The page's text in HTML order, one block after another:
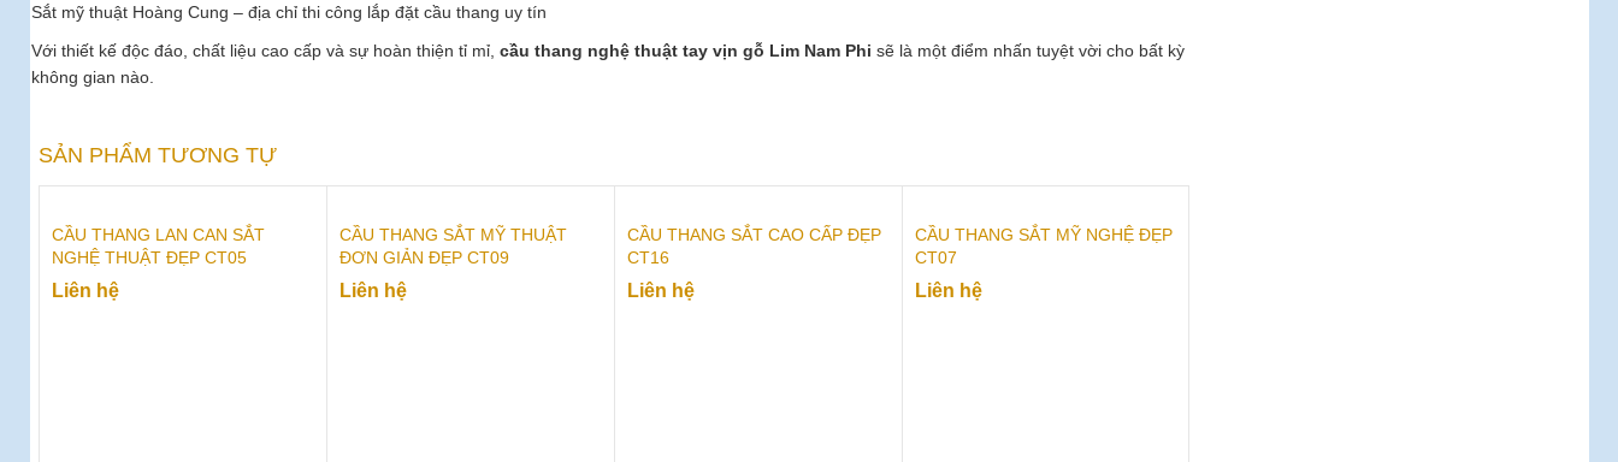
Sắt mỹ thuật Hoàng Cung – địa chỉ thi công lắp đặt cầu thang uy tín
Với thiết kế độc đáo, chất liệu cao cấp và sự hoàn thiện tỉ mỉ, cầu thang nghệ thuật tay vịn gỗ Lim Nam Phi sẽ là một điểm nhấn tuyệt vời cho bất kỳ
không gian nào.
SẢN PHẨM TƯƠNG TỰ
CẦU THANG LAN CAN SẮT
NGHỆ THUẬT ĐẸP CT05
Liên hệ
CẦU THANG SẮT MỸ THUẬT
ĐƠN GIẢN ĐẸP CT09
Liên hệ
CẦU THANG SẮT CAO CẤP ĐẸP
CT16
Liên hệ
CẦU THANG SẮT MỸ NGHỆ ĐẸP
CT07
Liên hệ